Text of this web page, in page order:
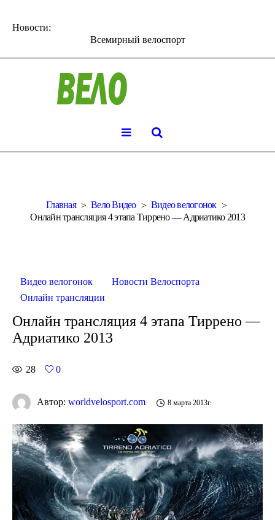
Новости:
Всемирный велоспорт
Главная Вело Видео
Видео велогонок
Онлайн трансляция 4 этапа Тиррено — Адриатико 2013
Видео велогонок
Новости Велоспорта
Онлайн трансляции
Онлайн трансляция 4 этапа Тиррено —
Адриатико 2013
28 0
Автор: worldvelosport.com 8 марта 2013г.